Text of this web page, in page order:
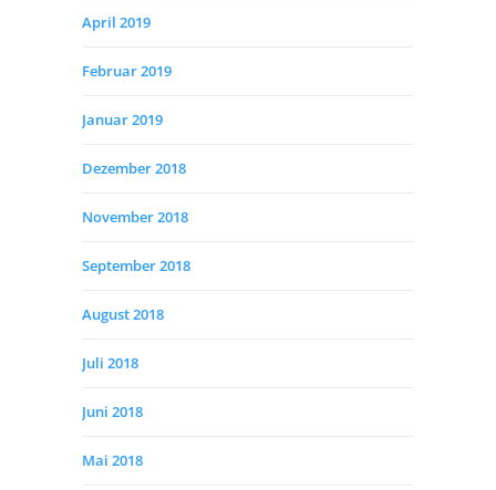
April 2019
Februar 2019
Januar 2019
Dezember 2018
November 2018
September 2018
August 2018
Juli 2018
Juni 2018
Mai 2018